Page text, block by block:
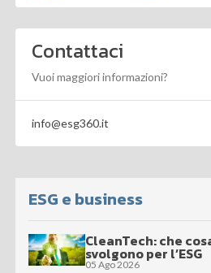
Contattaci
Vuoi maggiori informazioni?
info@esg360.it
ESG e business
CleanTech: che
svolgono per l’ESG
05 Ago 2026